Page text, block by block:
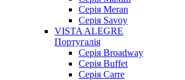
Серія Meran
Серія Savoy
VISTA ALEGRE
Португалія
Серія Broadway
Серія Buffet
Серія Carre